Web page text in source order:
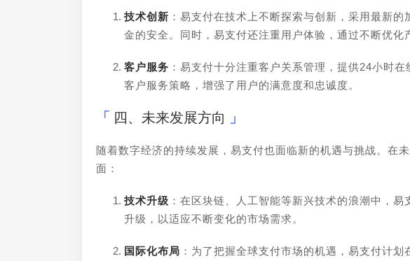
技术创新 ：易支付在技术上不断探索与创新，采用最新
金的安全。同时，易支付还注重用户体验，通过不断优化
客户服务 ：易支付十分注重客户关系管理，提供24小时
客户服务策略，增强了用户的满意度和忠诚度。
四、未来发展方向
随着数字经济的持续发展，易支付也面临新的机遇与挑战。在
面：
技术升级 ：在区块链、人工智能等新兴技术的浪潮中，
升级，以适应不断变化的市场需求。
国际化布局 ：为了把握全球支付市场的机遇，易支付计